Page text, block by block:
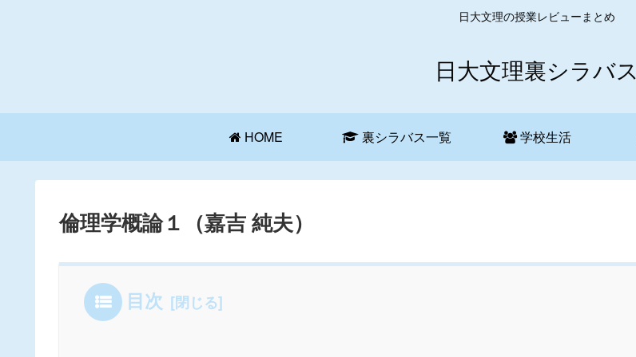
日大文理の授業レビューまとめ
日大文理裏シラバス
HOME 裏シラバス一覧 学校生活
倫理学概論１（嘉吉 純夫）
目次